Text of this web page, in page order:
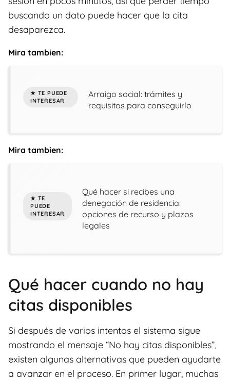
buscando un dato puede hacer que la cita
desaparezca.
Mira tambien:
Arraigo social: trámites y
requisitos para conseguirlo
Mira tambien:
Qué hacer si recibes una
denegación de residencia:
opciones de recurso y plazos
legales
Qué hacer cuando no hay
citas disponibles
Si después de varios intentos el sistema sigue
mostrando el mensaje “No hay citas disponibles”,
existen algunas alternativas que pueden ayudarte
a avanzar en el proceso. En primer lugar, muchas